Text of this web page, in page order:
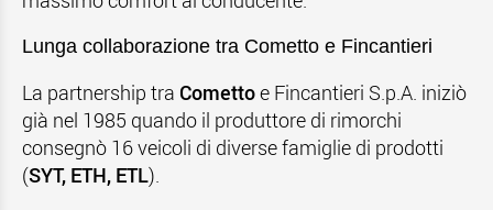
Lunga collaborazione tra Cometto e Fincantieri
La partnership tra Comettoe Fincantieri S.p.A. iniziò
già nel 1985 quando il produttore di rimorchi
consegnò 16 veicoli di diverse famiglie di prodotti
(SYT, ETH, ETL).